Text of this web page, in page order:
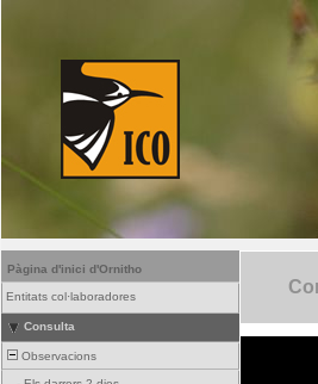
Pàgina d'inici d'Ornitho
Entitats col·laboradores
Consulta
Observacions